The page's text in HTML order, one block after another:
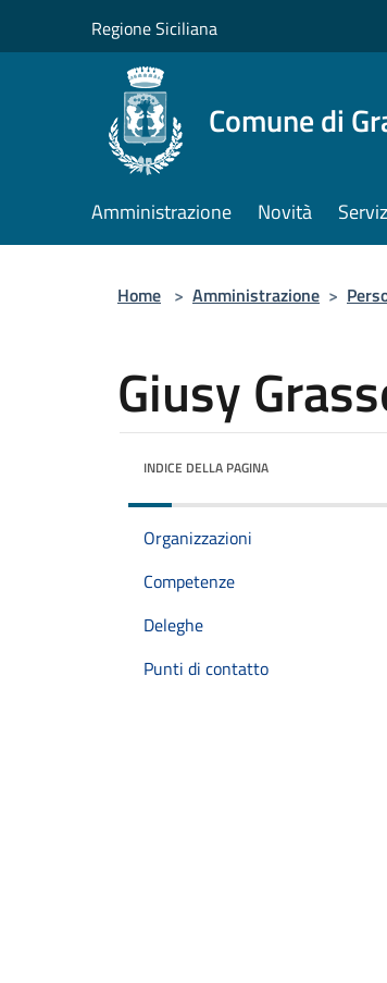
Regione Siciliana
Comune di
Amministrazione Novità
Home > Amministrazione >
Giusy
INDICE DELLA PAGINA
Organizzazioni
Competenze
Deleghe
Punti di contatto